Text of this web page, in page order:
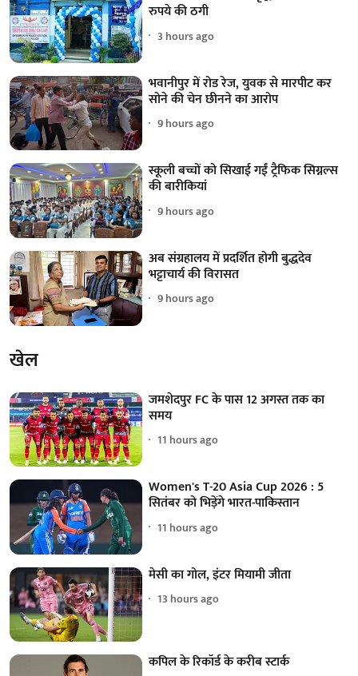
रुपये की ठगी
3 hours ago
भवानीपुर में रोड रेज, युवक से मारपीट कर
सोने की चेन छीनने का आरोप
9 hours ago
स्कूली बच्चों को सिखाई गईं ट्रैफिक सिग्नल्स
की बारीकियां
9 hours ago
अब संग्रहालय में प्रदर्शित होगी बुद्धदेव
भट्टाचार्य की विरासत
9 hours ago
खेल
जमशेदपुर FC के पास 12 अगस्त तक का
समय
11 hours ago
Women's T-20 Asia Cup 2026 : 5
सितंबर को भिड़ेंगे भारत-पाकिस्तान
11 hours ago
मेसी का गोल, इंटर मियामी जीता
13 hours ago
कपिल के रिकॉर्ड के करीब स्टार्क